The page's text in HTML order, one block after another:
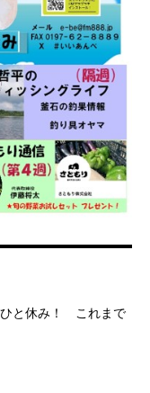
と休み！ これまで